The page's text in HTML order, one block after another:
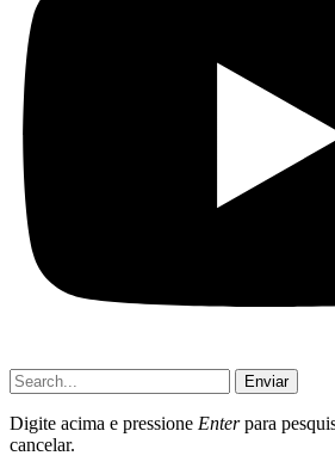
Enviar
Digite acima e pressione Enterpara
cancelar.